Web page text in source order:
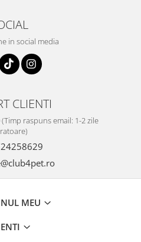
in social media
CLIENTI
raspuns email: 1-2 zile
MEU